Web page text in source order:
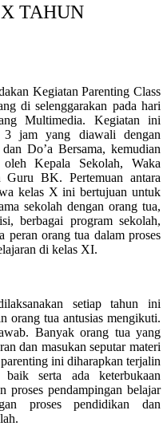
TAHUN
Kegiatan Parenting Class
di selenggarakan pada hari
Multimedia. Kegiatan ini
3 jam yang diawali dengan
Do’a Bersama, kemudian
oleh Kepala Sekolah, Waka
BK. Pertemuan antara
kelas X ini bertujuan untuk
sekolah dengan orang tua,
berbagai program sekolah,
orang tua dalam proses
di kelas XI.
setiap tahun ini
orang tua antusias mengikuti.
Banyak orang tua yang
dan masukan seputar materi
ini diharapkan terjalin
serta ada keterbukaan
proses pendampingan belajar
proses pendidikan dan